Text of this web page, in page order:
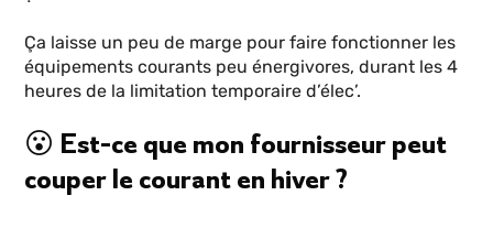
Ça laisse un peu de marge pour faire fonctionner les
équipements courants peu énergivores, durant les 4
heures de la limitation temporaire d’élec’.
😮 Est-ce que mon fournisseur peut
couper le courant en hiver ?